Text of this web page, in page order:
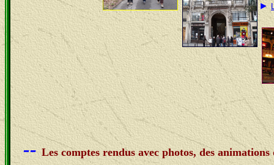
►
--Les comptes rendus avec photos, des animations